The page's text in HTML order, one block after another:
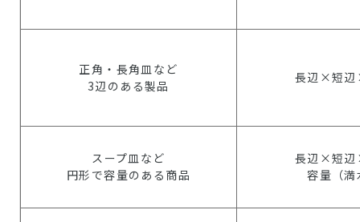
正角・長角皿など
3辺のある製品
長辺×短
スープ皿など
円形で容量のある商品
長辺×短
容量（満